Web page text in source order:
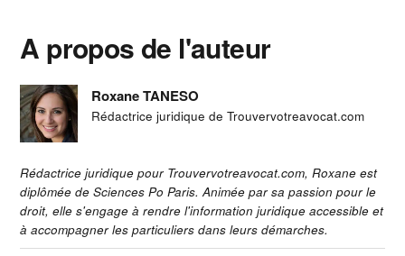
A propos de l'auteur
Roxane TANESO
Rédactrice juridique de Trouvervotreavocat.com
Rédactrice juridique pour Trouvervotreavocat.com, Roxane est
diplômée de Sciences Po Paris. Animée par sa passion pour le
droit, elle s'engage à rendre l'information juridique accessible et
à accompagner les particuliers dans leurs démarches.